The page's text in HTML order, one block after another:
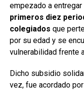
empezado a entregar
primeros diez
colegiados que
por su edad y se
vulnerabilidad frente
Dicho subsidio
vez, fue acordado